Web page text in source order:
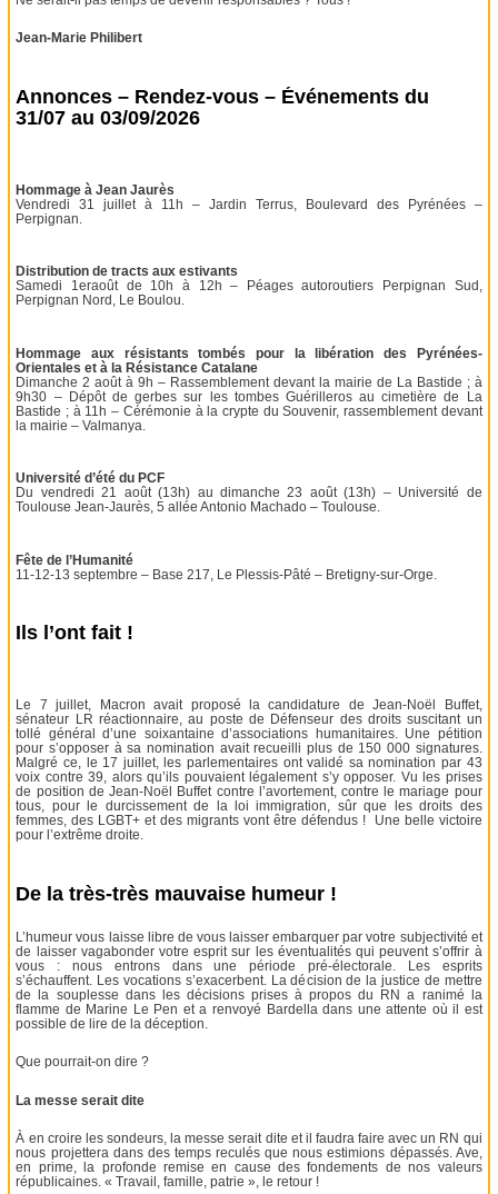
Jean-Marie Philibert
Annonces – Rendez-vous – Événements du
31/07 au 03/09/2026
Hommage à Jean Jaurès
Vendredi 31 juillet à 11h – Jardin Terrus, Boulevard des Pyrénées –
Perpignan.
Distribution de tracts aux estivants
Samedi 1eraoût de 10h à 12h – Péages autoroutiers Perpignan Sud,
Perpignan Nord, Le Boulou.
Hommage aux résistants tombés pour la libération des Pyrénées-
Orientales et à la Résistance Catalane
Dimanche 2 août à 9h – Rassemblement devant la mairie de La Bastide ; à
9h30 – Dépôt de gerbes sur les tombes Guérilleros au cimetière de La
Bastide ; à 11h – Cérémonie à la crypte du Souvenir, rassemblement devant
la mairie – Valmanya.
Université d’été du PCF
Du vendredi 21 août (13h) au dimanche 23 août (13h) – Université de
Toulouse Jean-Jaurès, 5 allée Antonio Machado – Toulouse.
Fête de l’Humanité
11-12-13 septembre – Base 217, Le Plessis-Pâté – Bretigny-sur-Orge.
Ils l’ont fait !
Le 7 juillet, Macron avait proposé la candidature de Jean-Noël Buffet,
sénateur LR réactionnaire, au poste de Défenseur des droits suscitant un
tollé général d’une soixantaine d’associations humanitaires. Une pétition
pour s’opposer à sa nomination avait recueilli plus de 150 000 signatures.
Malgré ce, le 17 juillet, les parlementaires ont validé sa nomination par 43
voix contre 39, alors qu’ils pouvaient légalement s’y opposer. Vu les prises
de position de Jean-Noël Buffet contre l’avortement, contre le mariage pour
tous, pour le durcissement de la loi immigration, sûr que les droits des
femmes, des LGBT+ et des migrants vont être défendus ! Une belle victoire
pour l’extrême droite.
De la très-très mauvaise humeur !
L’humeur vous laisse libre de vous laisser embarquer par votre subjectivité et
de laisser vagabonder votre esprit sur les éventualités qui peuvent s’offrir à
vous : nous entrons dans une période pré-électorale. Les esprits
s’échauffent. Les vocations s’exacerbent. La décision de la justice de mettre
de la souplesse dans les décisions prises à propos du RN a ranimé la
flamme de Marine Le Pen et a renvoyé Bardella dans une attente où il est
possible de lire de la déception.
Que pourrait-on dire ?
La messe serait dite
À en croire les sondeurs, la messe serait dite et il faudra faire avec un RN qui
nous projettera dans des temps reculés que nous estimions dépassés. Ave,
en prime, la profonde remise en cause des fondements de nos valeurs
républicaines. « Travail, famille, patrie », le retour !